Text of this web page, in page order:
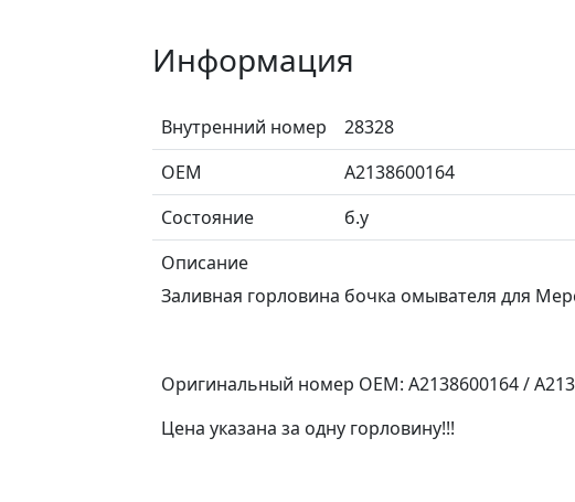
Информация
Внутренний номер
28328
ОЕМ
A2138600164
Состояние
б.у
Описание
Заливная горловина бочка омывателя для
Оригинальный номер OEM: A2138600164 /
Цена указана за одну горловину!!!